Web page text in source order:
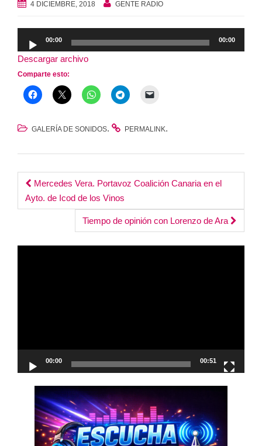
4 DICIEMBRE, 2018 GENTE RADIO
de
audio
00:00 00:00
Descargar archivo
Comparte esto:
GALERÍA DE SONIDOS. PERMALINK.
Post
navigation
Mercedes Vera. Portavoz Coalición Canaria en el
Ayto. de Icod de los Vinos
Tiempo de opinión con Lorenzo de Ara
00:00 00:51